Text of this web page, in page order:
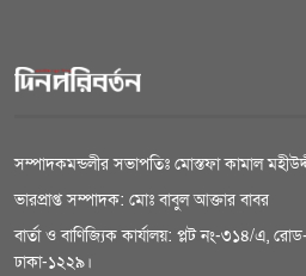
সম্পাদকমন্ডলীর সভাপতিঃ মোস্তফা কামাল
ভারপ্রাপ্ত সম্পাদক: মোঃ বাবুল আক্তার বাবর
বার্তা ও বাণিজ্যিক কার্যালয়: প্লট নং-৩১৪/এ,
ঢাকা-১২২৯।